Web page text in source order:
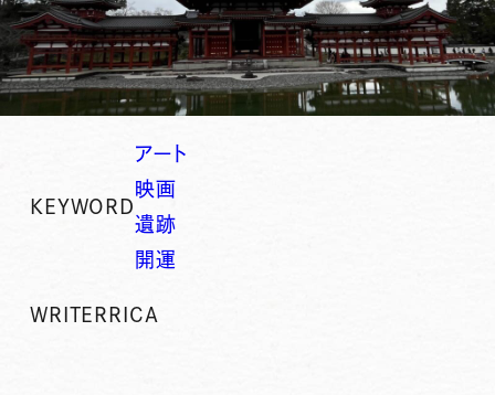
KEYWORD
アート
映画
遺跡
開運
WRITER RICA